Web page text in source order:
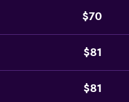
$70
$81
$81